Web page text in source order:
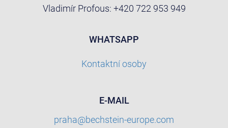
Vladimír Profous: +420 722 953 949
WHATSAPP
Kontaktní osoby
E-MAIL
praha@bechstein-europe.com